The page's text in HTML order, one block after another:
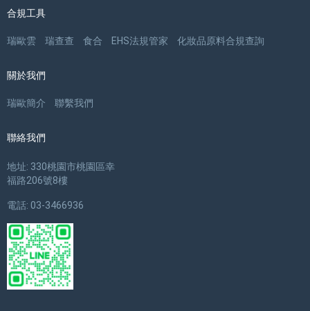
合規工具
瑞歐雲 瑞查查 食合 EHS法規管家 化妝品原料合規查詢
關於我們
瑞歐簡介 聯繫我們
聯絡我們
地址: 330桃園市桃園區幸
福路206號8樓
電話: 03-3466936